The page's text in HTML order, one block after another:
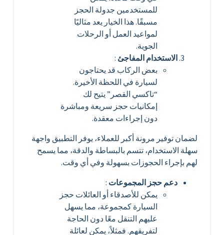
للمستخدمين جدولة الحجز
مسبقًا. هذا الخيار يعد مثاليًا
لمواعيد العمل أو الرحلات
الجوية.
الاستخدام المفاجئ:
بعض الركاب قد يحتاجون
لسيارة في اللحظة الأخيرة.
“تاكسي القصر” يتيح لك
إمكانيات حجز سريعة ومباشرة
دون إجراءات معقدة.
لضمان توفير مرونة أكبر للعملاء، يوفر التطبيق واجهة
سهلة الاستخدام، تتسم بالبساطة والدقة، مما يسمح
لهم بإجراء الحجوزات بسهولة وفي أي وقت.
دعم حجز المجموعات:
يمكن للأصدقاء أو العائلات حجز
السيارة كمجموعة، مما يسهل
عليهم التنقل معًا دون الحاجة
لتفريقهم. فمثلاً، يمكن لعائلة